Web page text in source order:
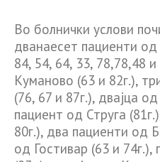
Во болнички услови
дванаесет пациенти од
84, 54, 64, 33, 78,78,48
Куманово (63 и 82г.),
(76, 67 и 87г.), двајца
пациент од Струга
80г.), два пациенти од
од Гостивар (63 и